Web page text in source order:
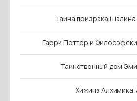
Тайна призрака Шалина
Гарри Поттер и
Таинственный дом
Хижина Алхимика